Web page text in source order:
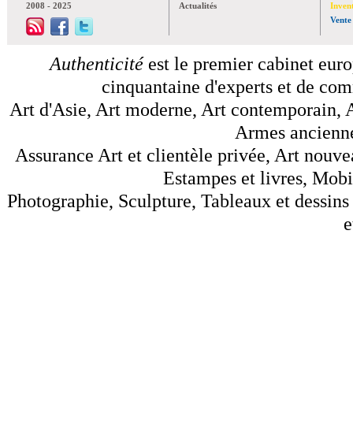
2008 - 2025
Actualités
Vente
Authenticitéest le premier cabinet
cinquantaine d'experts et de
Art d'Asie, Art moderne, Art contemporain,
Armes
Assurance Art et clientèle privée, Art
Estampes et livres,
Photographie, Sculpture, Tableaux et